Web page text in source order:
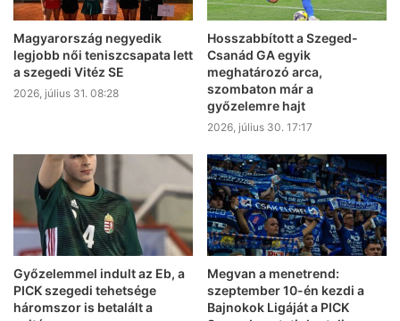
Magyarország negyedik
legjobb női teniszcsapata lett
a szegedi Vitéz SE
2026, július 31. 08:28
Hosszabbított a Szeged-
Csanád GA egyik
meghatározó arca,
szombaton már a
győzelemre hajt
2026, július 30. 17:17
Győzelemmel indult az Eb, a
PICK szegedi tehetsége
háromszor is betalált a
Megvan a menetrend:
szeptember 10-én kezdi a
Bajnokok Ligáját a PICK